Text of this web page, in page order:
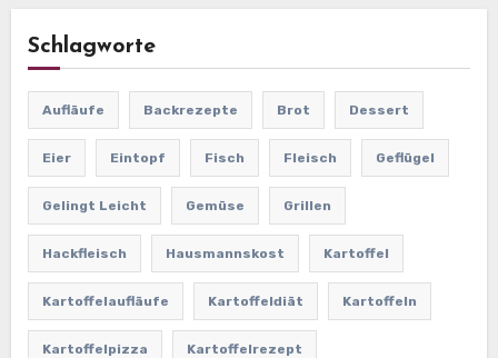
Schlagworte
Aufläufe Backrezepte Brot Dessert
Eier Eintopf Fisch Fleisch Geflügel
Gelingt Leicht Gemüse Grillen
Hackfleisch Hausmannskost Kartoffel
Kartoffelaufläufe Kartoffeldiät Kartoffeln
Kartoffelpizza Kartoffelrezept